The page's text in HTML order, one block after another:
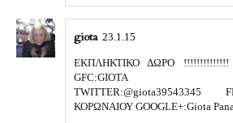
giota 23.1.15
ΕΚΠΛΗΚΤΙΚΟ ΔΩΡΟ
GFC:GIOTA
TWITTER:@giota39543345
ΚΟΡΩΝΑΙΟΥ GOOGLE+:Giota